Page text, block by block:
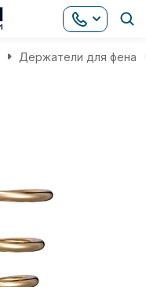
Держатели для фена